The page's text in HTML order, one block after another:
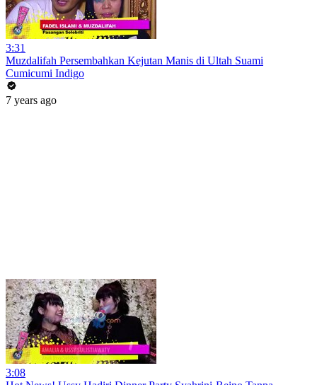
3:31
Muzdalifah Persembahkan Kejutan Manis di Ultah Suami
Cumicumi Indigo
7 years ago
3:08